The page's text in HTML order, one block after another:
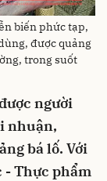
biến phức tạp,
được quảng
trong suốt
người
nhuận,
bá lố. Với
- Thực phẩm